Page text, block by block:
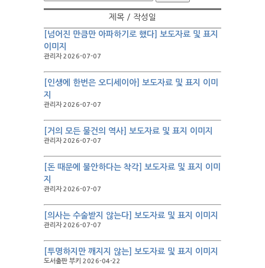
제목 / 작성일
[넘어진 만큼만 아파하기로 했다] 보도자료 및 표지
이미지
관리자 2026-07-07
[인생에 한번은 오디세이아] 보도자료 및 표지 이미
지
관리자 2026-07-07
[거의 모든 물건의 역사] 보도자료 및 표지 이미지
관리자 2026-07-07
[돈 때문에 불안하다는 착각] 보도자료 및 표지 이미
지
관리자 2026-07-07
[의사는 수술받지 않는다] 보도자료 및 표지 이미지
관리자 2026-07-07
[투명하지만 깨지지 않는] 보도자료 및 표지 이미지
도서출판 부키 2026-04-22